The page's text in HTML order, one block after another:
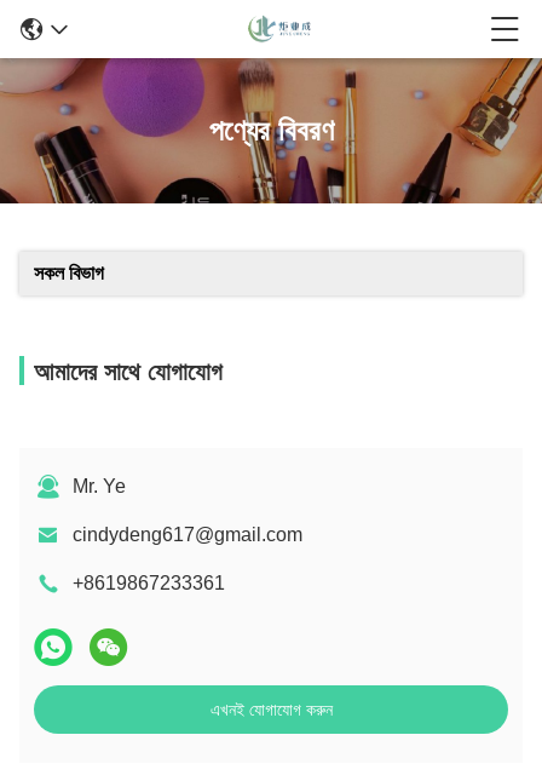
পণ্যের বিবরণ
সকল বিভাগ
আমাদের সাথে যোগাযোগ
Mr. Ye
cindydeng617@gmail.com
+8619867233361
এখনই যোগাযোগ করুন